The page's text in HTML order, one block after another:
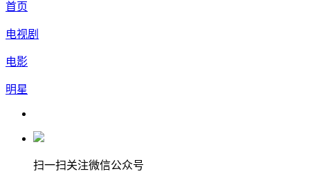
首页
电视剧
电影
明星
扫一扫关注微信公众号